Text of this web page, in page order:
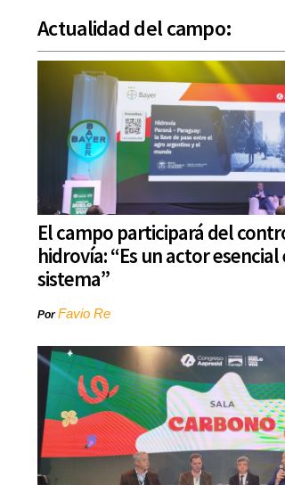
Actualidad del campo:
El campo participará del
hidrovía: “Es un actor esencial
sistema”
PorFavio Re